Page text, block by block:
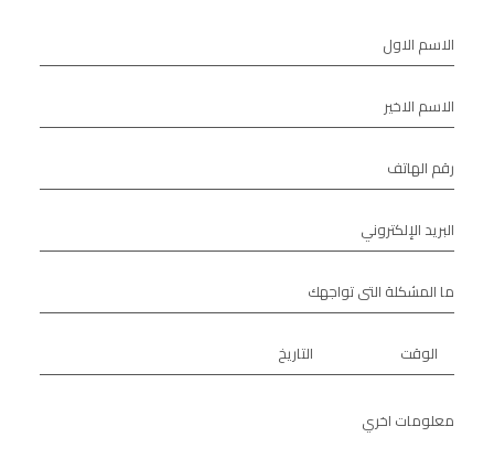
الاسم الاول
الاسم الاخير
رقم الهاتف
البريد الإلكتروني
ما المشكلة التى تواجهك
التاريخ الوقت
معلومات اخري